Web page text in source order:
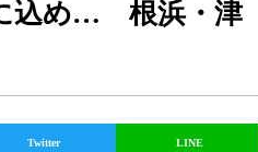
に込め… 根浜・津
Twitter LINE